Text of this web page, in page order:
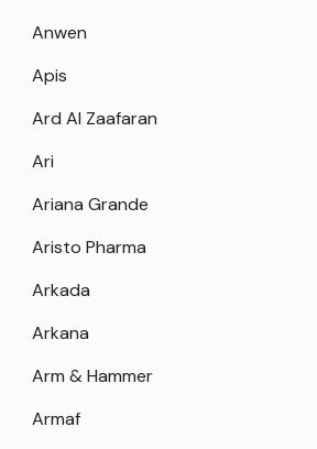
Anwen
Apis
Ard Al Zaafaran
Ari
Ariana Grande
Aristo Pharma
Arkada
Arkana
Arm & Hammer
Armaf